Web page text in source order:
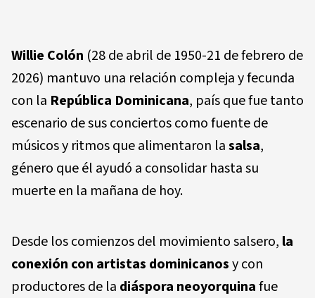
Willie Colón (28 de abril de 1950-21 de febrero de
2026) mantuvo una relación compleja y fecunda
con la República Dominicana, país que fue tanto
escenario de sus conciertos como fuente de
músicos y ritmos que alimentaron lasalsa,
género que él ayudó a consolidar hasta su
muerte en la mañana de hoy.
Desde los comienzos del movimiento salsero, la
conexión con artistas dominicanosy con
productores de la diáspora neoyorquinafue